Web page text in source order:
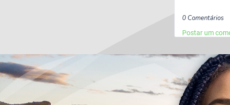
0 Comentários
Postar um